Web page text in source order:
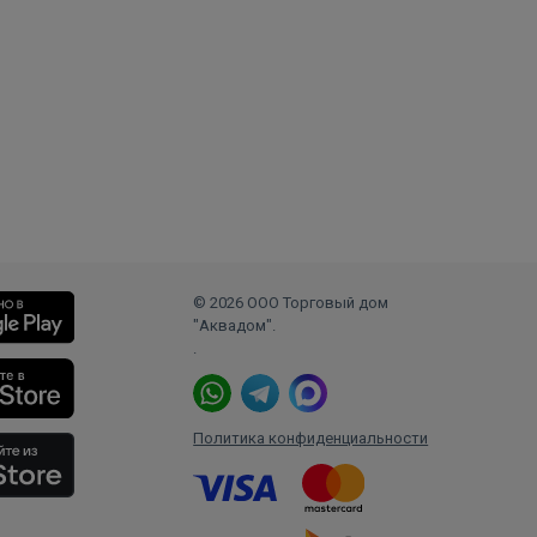
© 2026 ООО Торговый дом
"Аквадом".
.
Политика конфиденциальности